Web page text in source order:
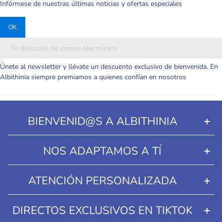
Infórmese de nuestras últimas noticias y ofertas especiales
Únete al newsletter y llévate un descuento exclusivo de bienvenida. En
Albithinia siempre premiamos a quienes confían en nosotros
BIENVENID@S A ALBITHINIA
NOS ADAPTAMOS A TÍ
ATENCIÓN PERSONALIZADA
DIRECTOS EXCLUSIVOS EN TIKTOK